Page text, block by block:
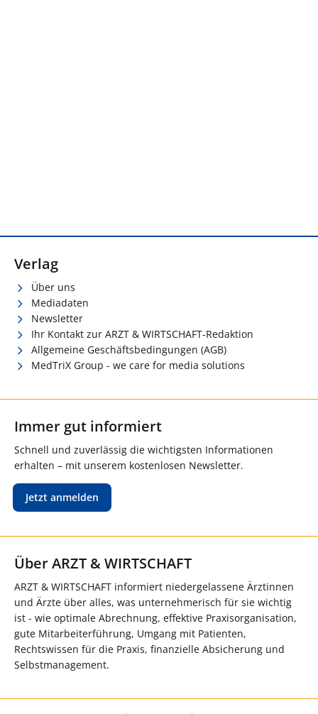
Verlag
Über uns
Mediadaten
Newsletter
Ihr Kontakt zur ARZT & WIRTSCHAFT-Redaktion
Allgemeine Geschäftsbedingungen (AGB)
MedTriX Group - we care for media solutions
Immer gut informiert
Schnell und zuverlässig die wichtigsten Informationen
erhalten – mit unserem kostenlosen Newsletter.
Jetzt anmelden
Über ARZT & WIRTSCHAFT
ARZT & WIRTSCHAFT informiert niedergelassene Ärztinnen
und Ärzte über alles, was unternehmerisch für sie wichtig
ist - wie optimale Abrechnung, effektive Praxisorganisation,
gute Mitarbeiterführung, Umgang mit Patienten,
Rechtswissen für die Praxis, finanzielle Absicherung und
Selbstmanagement.